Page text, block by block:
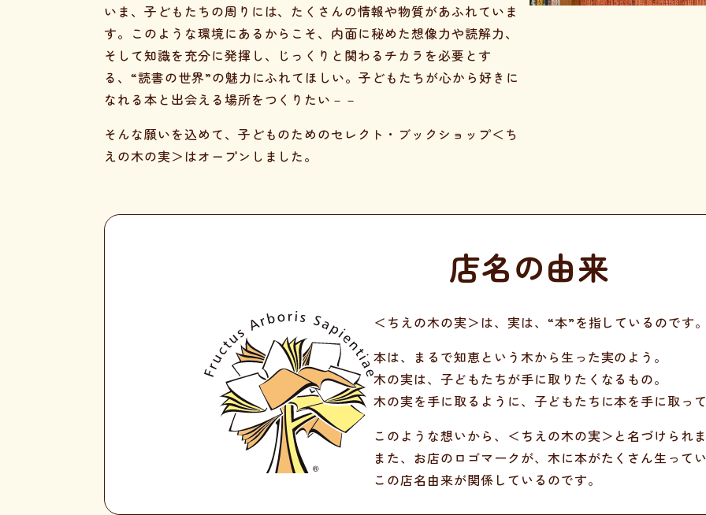
いま、子どもたちの周りには、たくさんの情報や物質があふれていま
す。このような環境にあるからこそ、内面に秘めた想像力や読解力、
そして知識を充分に発揮し、じっくりと関わるチカラを必要とす
る、“読書の世界”の魅力にふれてほしい。子どもたちが心から好きに
なれる本と出会える場所をつくりたい－－
そんな願いを込めて、子どものためのセレクト・ブックショップ＜ち
えの木の実＞はオープンしました。
店名の由来
＜ちえの木の実＞は、実は、“本”を指しているのです
本は、まるで知恵という木から生った実のよう。
木の実は、子どもたちが手に取りたくなるもの。
木の実を手に取るように、子どもたちに本を手に取っ
このような想いから、＜ちえの木の実＞と名づけられ
また、お店のロゴマークが、木に本がたくさん生って
この店名由来が関係しているのです。